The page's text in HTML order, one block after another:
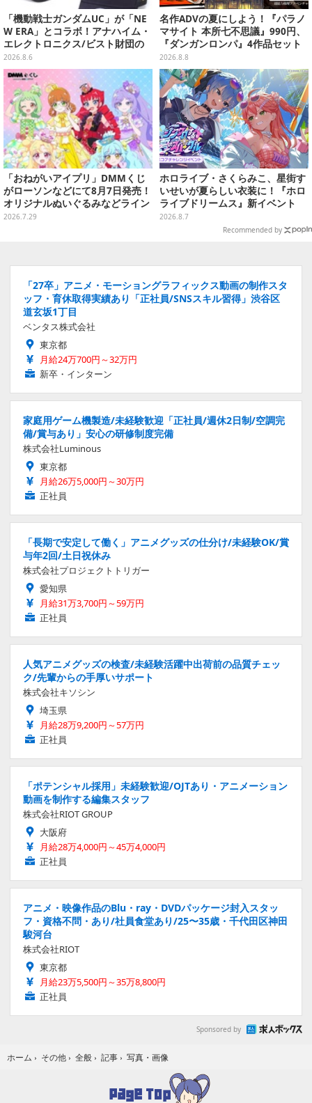
「機動戦士ガンダムUC」が「NE
W ERA」とコラボ！アナハイム・
エレクトロニクス/ビスト財団の
キャップが予約開始
2026.8.6
名作ADVの夏にしよう！『パラノ
マサイト 本所七不思議』990円、
『ダンガンロンパ』4作品セット
で3,060円、“お紳士”な恋愛ADV
は1,192円！【eショップのお薦め
セール】
2026.8.8
「おねがいアイプリ」DMMくじ
がローソンなどにて8月7日発売！
オリジナルぬいぐるみなどライン
ナップ、各等賞にスペシャルアイ
2026.7.29
ホロライブ・さくらみこ、星街す
いせいが夏らしい衣装に！『ホロ
ライブドリームス』新イベント
「シンクロする夏のスパークル」
2026.8.7
Recommended by
「27卒」アニメ・モーショングラフィックス動画の制作スタ
ッフ・育休取得実績あり「正社員/SNSスキル習得」渋谷区
道玄坂1丁目
ベンタス株式会社
東京都
月給24万700円～32万円
新卒・インターン
家庭用ゲーム機製造/未経験歓迎「正社員/週休2日制/空調完
備/賞与あり」安心の研修制度完備
株式会社Luminous
東京都
月給26万5,000円～30万円
正社員
「長期で安定して働く」アニメグッズの仕分け/未経験OK/賞
与年2回/土日祝休み
株式会社プロジェクトトリガー
愛知県
月給31万3,700円～59万円
正社員
人気アニメグッズの検査/未経験活躍中出荷前の品質チェッ
ク/先輩からの手厚いサポート
株式会社キソシン
埼玉県
月給28万9,200円～57万円
正社員
「ポテンシャル採用」未経験歓迎/OJTあり・アニメーション
動画を制作する編集スタッフ
株式会社RIOT GROUP
大阪府
月給28万4,000円～45万4,000円
正社員
アニメ・映像作品のBlu・ray・DVDパッケージ封入スタッ
フ・資格不問・あり/社員食堂あり/25〜35歳・千代田区神田
駿河台
株式会社RIOT
東京都
月給23万5,500円～35万8,800円
正社員
Sponsored by
ホーム › その他 › 全般 › 記事 › 写真・画像